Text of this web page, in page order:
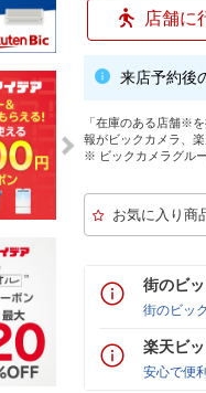
店舗に
来店予約後
「在庫のある店舗※
報がビックカメラ、
※ ビックカメラグル
街のビ
街のビッ
楽天ビ
安心で便